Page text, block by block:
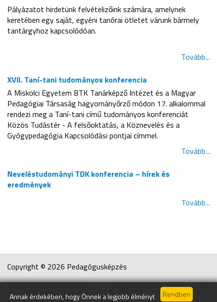
Annak érdekében, hogy Önnek a legjobb élményt
Pályázatot hirdetünk felvételizőink számára, amelynek
keretében egy saját, egyéni tanórai ötletet várunk bármely
tantárgyhoz kapcsolódóan.
Tovább...
XVII. Taní-tani tudományos konferencia
A Miskolci Egyetem BTK Tanárképző Intézet és a Magyar
Pedagógiai Társaság hagyományőrző módon 17. alkalommal
rendezi meg a Taní-tani című tudományos konferenciát
Közös Tudástér - A felsőoktatás, a Köznevelés és a
Gyógypedagógia Kapcsolódási pontjai címmel.
Tovább...
Neveléstudományi TDK konferencia – hírek és
eredmények
Tovább...
Copyright © 2026 Pedagógusképzés